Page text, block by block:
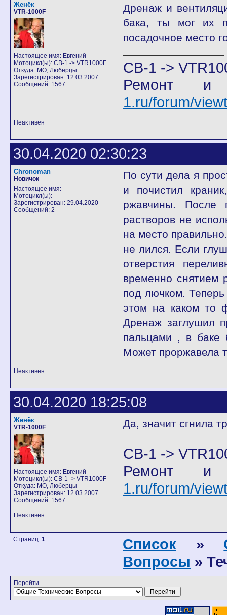
Женёк
VTR-1000F
Настоящее имя: Евгений
Мотоцикл(ы): CB-1 -> VTR1000F
Откуда: МО, Люберцы
Зарегистрирован: 12.03.2007
Сообщений: 1567
Дренаж и
бака, ты мог их
посадочное место
CB-1 ->
Ремонт и
1.ru/forum/
Неактивен
30.04.2020 02:30:23
Chronoman
Новичок
Настоящее имя:
Мотоцикл(ы):
Зарегистрирован: 29.04.2020
Сообщений: 2
По сути дела я
и почистил
ржавчины. После
растворов не
на место
не лился. Если
отверстия
временно снятием
под лючком.
этом на каком то
Дренаж заглушил
пальцами , в баке
Может проржавела
Неактивен
30.04.2020 18:25:08
Женёк
VTR-1000F
Настоящее имя: Евгений
Мотоцикл(ы): CB-1 -> VTR1000F
Откуда: МО, Люберцы
Зарегистрирован: 12.03.2007
Сообщений: 1567
Да, значит сгнила
CB-1 ->
Ремонт и
1.ru/forum/
Неактивен
Страниц: 1 Список »
Вопросы »
Перейти